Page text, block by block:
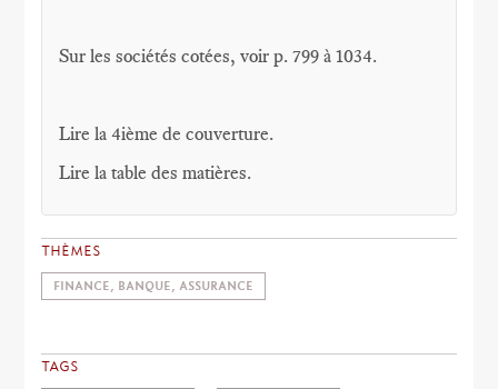
Sur les sociétés cotées, voir p. 799 à 1034.
Lire la 4ième de couverture.
Lire la table des matières.
THÈMES
FINANCE, BANQUE, ASSURANCE
TAGS